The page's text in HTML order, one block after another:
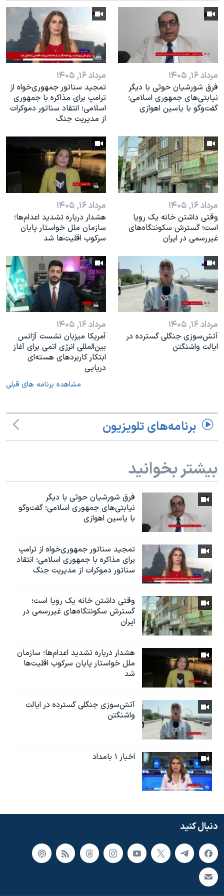
نرگس محمدی برنده جایزه نوبل صلح
همایش محافظه‌کاران آمریکا «سی‌پک»
صفحه‌های ویژه
سفر پرزیدنت ترامپ به چینمرداد ۱۶, ۱۴۰۵
فرق شورشیان حوثی با دیگر
نیابتی‌های جمهوری اسلامی؛
گفت‌وگو با یاسین اهوازی
مرداد ۱۶, ۱۴۰۵
تمجید سناتور جمهوری‌خواه از
ترامپ برای مذاکره با جمهوری
اسلامی؛ انتقاد سناتور دموکرات
از مدیریت جنگ
مرداد ۱۶, ۱۴۰۵
وقتی داشتن خانه یک رویا
است؛ گسترش سکونتگاه‌های
غیررسمی در ایران
مرداد ۱۶, ۱۴۰۵
هشدار درباره تشدید اعدام‌ها؛
سازمان ملل خواستار پایان
سرکوب اقلیت‌ها شد
مرداد ۱۶, ۱۴۰۵
آتش‌سوزی جنگلی گسترده در
ایالت واشنگتن
مرداد ۱۶, ۱۴۰۵
آمریکا میزبان نشست آژانس
بین‌المللی انرژی اتمی برای آغاز
ابتکار کاربردهای هسته‌ای
دریایی
مشاهده برنامه های قبلی
برنامه‌های تلویزیون
بیشتر بخوانید
فرق شورشیان حوثی با دیگر
نیابتی‌های جمهوری اسلامی؛ گفت‌وگو
با یاسین اهوازی
تمجید سناتور جمهوری‌خواه از ترامپ
برای مذاکره با جمهوری اسلامی؛ انتقاد
سناتور دموکرات از مدیریت جنگ
وقتی داشتن خانه یک رویا است؛
گسترش سکونتگاه‌های غیررسمی در
ایران
هشدار درباره تشدید اعدام‌ها؛ سازمان
ملل خواستار پایان سرکوب اقلیت‌ها
شد
آتش‌سوزی جنگلی گسترده در ایالت
واشنگتن
اخبار ۱ بامداد
دنبال کنید